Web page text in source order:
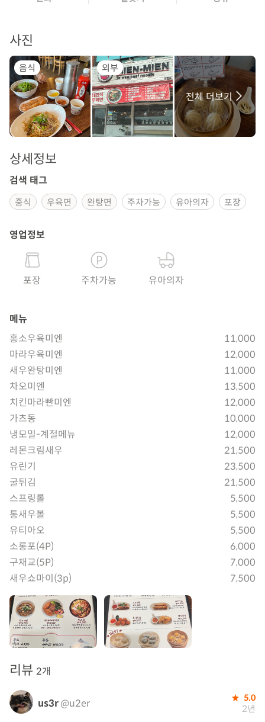
사진
음식 외부
전체 더보기
상세정보
검색 태그
중식 우육면 완탕면 주차가능 유아의자 포장
영업정보
포장 주차가능 유아의자
메뉴
홍소우육미엔
11,000
마라우육미엔
12,000
새우완탕미엔
11,000
차오미엔
13,500
치킨마라빤미엔
12,000
가츠동
10,000
냉모밀-계절메뉴
12,000
레몬크림새우
21,500
유린기
23,500
굴튀김
21,500
스프링롤
5,500
통새우볼
5,500
유티아오
5,500
소롱포(4P)
6,000
구채교(5P)
7,000
새우쇼마이(3p)
7,500
리뷰 2개
us3r@u2er 5.0
2년